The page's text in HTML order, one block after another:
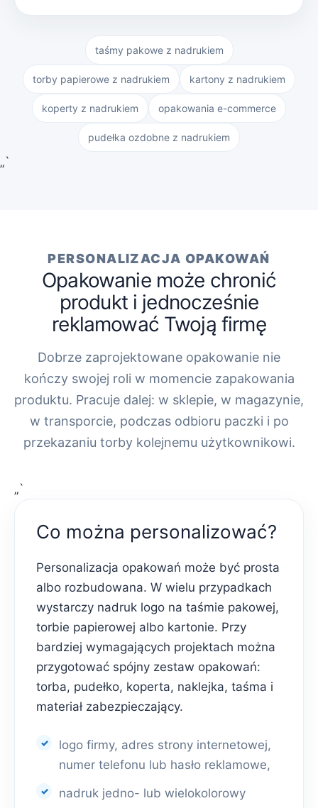
taśmy pakowe z nadrukiem
torby papierowe z nadrukiem kartony z nadrukiem
koperty z nadrukiem opakowania e-commerce
pudełka ozdobne z nadrukiem
„`
PERSONALIZACJA OPAKOWAŃ
Opakowanie może chronić
produkt i jednocześnie
reklamować Twoją firmę
Dobrze zaprojektowane opakowanie nie
kończy swojej roli w momencie zapakowania
produktu. Pracuje dalej: w sklepie, w magazynie,
w transporcie, podczas odbioru paczki i po
przekazaniu torby kolejnemu użytkownikowi.
„`
Co można personalizować?
Personalizacja opakowań może być prosta
albo rozbudowana. W wielu przypadkach
wystarczy nadruk logo na taśmie pakowej,
torbie papierowej albo kartonie. Przy
bardziej wymagających projektach można
przygotować spójny zestaw opakowań:
torba, pudełko, koperta, naklejka, taśma i
materiał zabezpieczający.
logo firmy, adres strony internetowej,
numer telefonu lub hasło reklamowe,
nadruk jedno- lub wielokolorowy